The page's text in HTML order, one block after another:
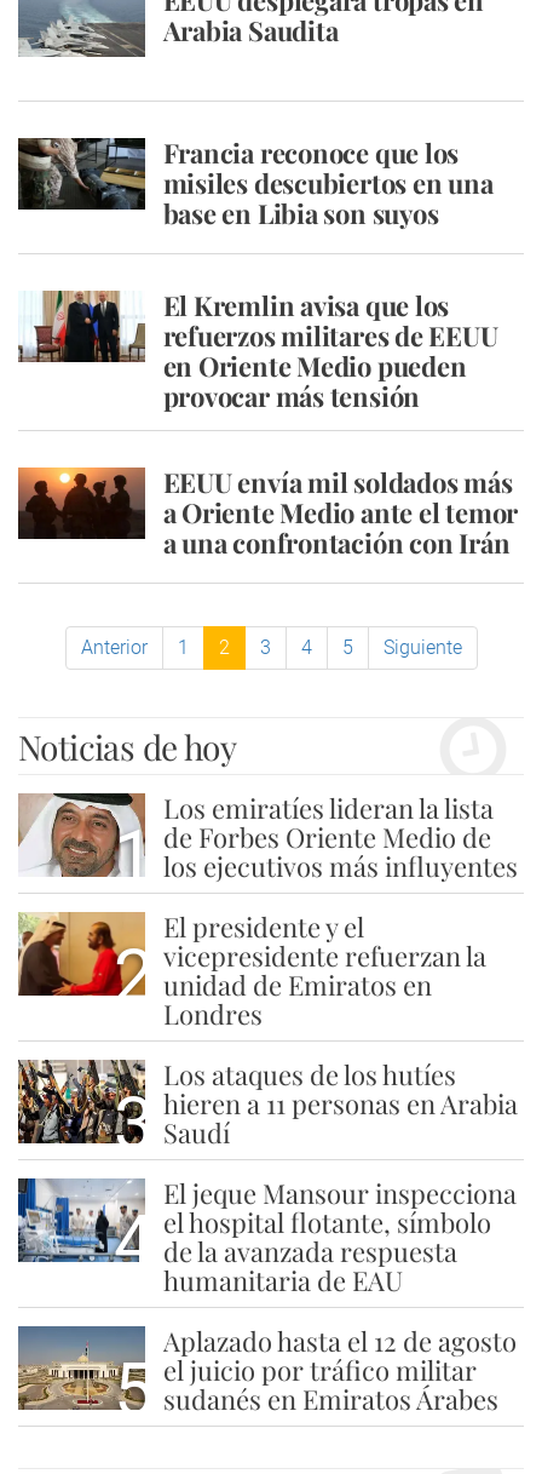
Arabia Saudita
Francia reconoce que los
misiles descubiertos en una
base en Libia son suyos
El Kremlin avisa que los
refuerzos militares de EEUU
en Oriente Medio pueden
provocar más tensión
EEUU envía mil soldados más
a Oriente Medio ante el temor
a una confrontación con Irán
Anterior 1 2 3 4 5 Siguiente
Noticias de hoy
1
Los emiratíes lideran la lista
de Forbes Oriente Medio de
los ejecutivos más influyentes
2
El presidente y el
vicepresidente refuerzan la
unidad de Emiratos en
Londres
3
Los ataques de los hutíes
hieren a 11 personas en Arabia
Saudí
4
El jeque Mansour inspecciona
el hospital flotante, símbolo
de la avanzada respuesta
humanitaria de EAU
5
Aplazado hasta el 12 de agosto
el juicio por tráfico militar
sudanés en Emiratos Árabes